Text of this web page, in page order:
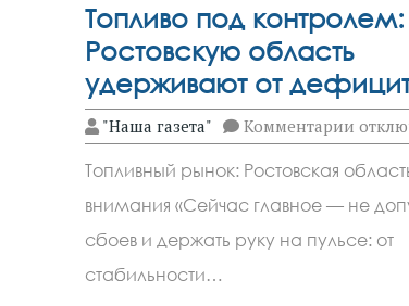
Топливо под контролем:
Ростовскую область
удерживают от
"Наша газета" Комментариик
записи
под
как
область
Топливный рынок: Ростовская
внимания «Сейчас главное — не
сбоев и держать руку на пульсе: от
стабильности…